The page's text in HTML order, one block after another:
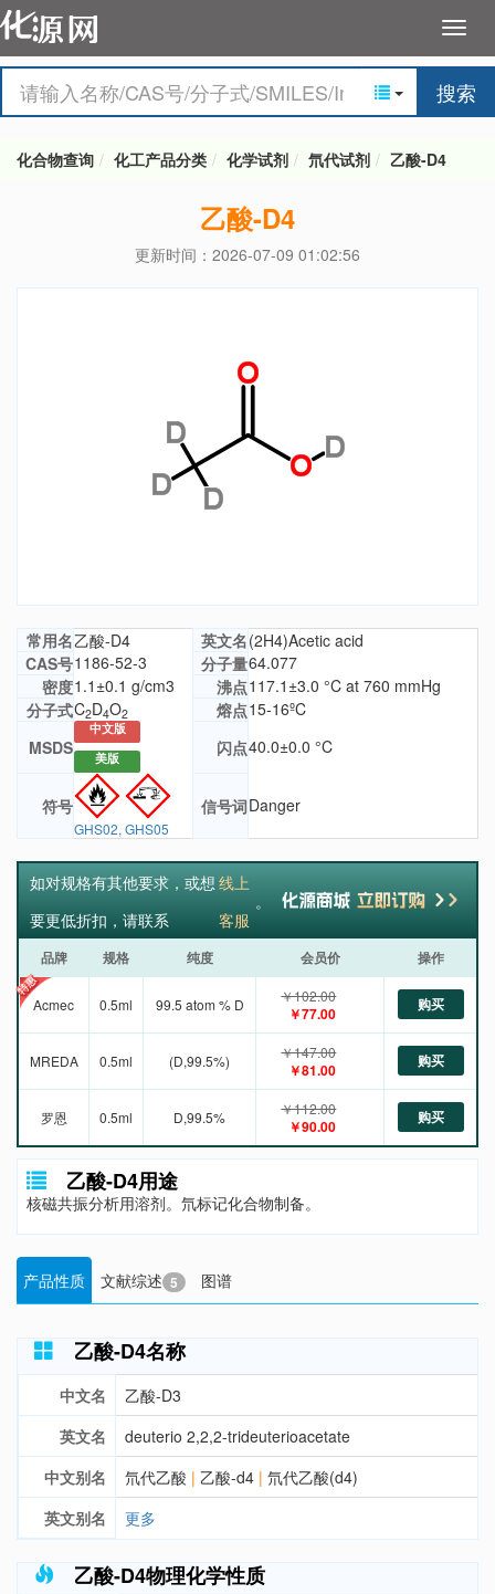
搜索
化合物查询 化工产品分类 化学试剂 氘代试剂 乙酸-D4
乙酸-D4
更新时间：2026-07-09 01:02:56
常用名乙酸-D4 英文名(2H4)Acetic acid
CAS号1186-52-3 分子量64.077
密度1.1±0.1 g/cm3 沸点117.1±3.0 °C at 760 mmHg
分子式C2D4O2 熔点15-16ºC
MSDS
中文版
美版
闪点40.0±0.0 °C
符号
GHS02, GHS05
信号词Danger
如对规格有其他要求，或想
要更低折扣，请联系
线上
客服
。
品牌 规格 纯度 会员价 操作
Acmec 0.5ml 99.5 atom % D ￥102.00
￥77.00 购买
MREDA 0.5ml (D,99.5%) ￥147.00
￥81.00 购买
罗恩 0.5ml D,99.5% ￥112.00
￥90.00 购买
乙酸-D4用途
核磁共振分析用溶剂。氘标记化合物制备。
产品性质 文献综述 5 图谱
乙酸-D4名称
中文名
乙酸-D3
英文名
deuterio 2,2,2-trideuterioacetate
中文别名
氘代乙酸 | 乙酸-d4 | 氘代乙酸(d4)
英文别名
更多
乙酸-D4物理化学性质